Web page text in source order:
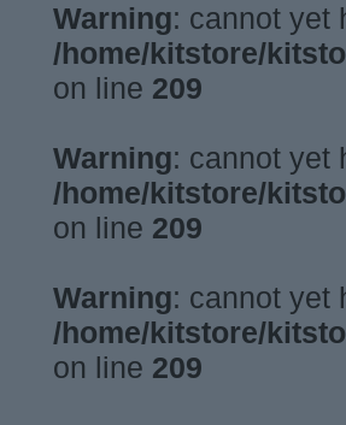
Warning: cannot yet
/home/kitstore/
on line 209
Warning: cannot yet
/home/kitstore/
on line 209
Warning: cannot yet
/home/kitstore/
on line 209